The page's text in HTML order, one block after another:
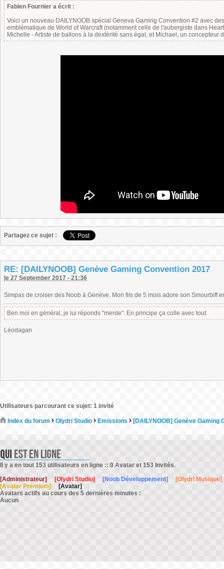
Fabien Fournier a écrit :
Voici un nouveau DAILYNOOB spécial Geneva Gaming Convention #2 avec
emblématique de World of Warcraft (notamment celle de l'aubergiste dans
Michelle - Artiste de ballons à la dextérité sans égal, et Michael, un concepteur
Partagez ce sujet :
RE: [DAILYNOOB] Genève Gaming Convention 2017
le 27 September 2017 - 21:36
Simpas de croiser des Noob à Genève. Mon fils de 5 mois adore son Smourbiff
Ben moi en général, je lui réponds "merde". En principe ça colle avec tout.
Léodagan
Utilisateurs parcourant ce sujet: 1 invité
Index du forum Olydri Studio Emissions [DAILYNOOB] Genève Gaming
Il y a en tout 153 utilisateurs en ligne :: 0 Avatar et 153 Invités.
[Administrateur]
[Olydri Studio] [Noob Développement]
[Olydri Musique]
[Avatar Premium]
[Avatar]
Avatars actifs au cours des 5 dernières minutes :
Aucun